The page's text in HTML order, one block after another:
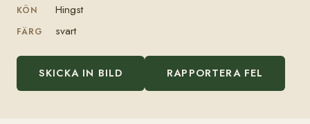
KÖN Hingst
FÄRG svart
SKICKA IN BILD RAPPORTERA FEL